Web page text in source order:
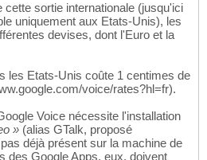
sortie internationale (jusqu'ici
uniquement aux Etats-Unis), les
devises, dont l'Euro et la
les Etats-Unis coûte 1 centimes de
voice/rates?hl=fr).
Voice nécessite l'installation
» (alias GTalk, proposé
déjà présent sur la machine de
des Google Apps, eux, doivent